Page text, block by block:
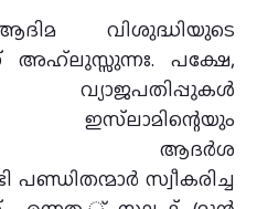
വിശുദ്ധിയുടെ
അഹ്‌ലുസ്സുന്നഃ. പക്ഷേ,
വ്യാജപതിപ്പുകള്‍
ഇസ്‌ലാമിന്റെയും
ആദര്‍ശ
സ്വീകരിച്ച